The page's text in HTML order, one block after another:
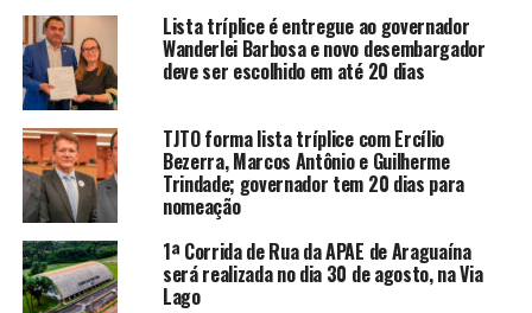
Lista tríplice é entregue ao governador
Wanderlei Barbosa e novo desembargador
deve ser escolhido em até 20 dias
TJTO forma lista tríplice com Ercílio
Bezerra, Marcos Antônio e Guilherme
Trindade; governador tem 20 dias para
nomeação
1ª Corrida de Rua da APAE de Araguaína
será realizada no dia 30 de agosto, na Via
Lago